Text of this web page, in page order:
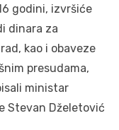
godini, izvršiće
dinara za
kao i obaveze
presudama,
ministar
Stevan Dželetović